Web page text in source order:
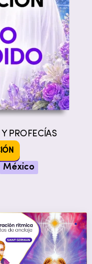
Y PROFECÍAS
México